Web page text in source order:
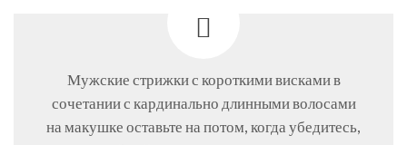
Мужские стрижки с короткими висками в
сочетании с кардинально длинными волосами
на макушке оставьте на потом, когда убедитесь,